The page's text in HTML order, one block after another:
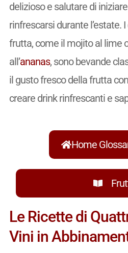
delizioso e salutare di
rinfrescarsi durante l’estate.
frutta, come il mojito al lime
all’ananas, sono bevande
il gusto fresco della frutta
creare drink rinfrescanti e
Home
Le Ricette di
Vini in